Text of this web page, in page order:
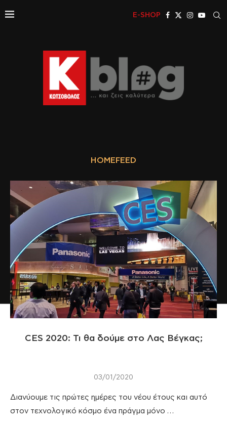
E-SHOP
HOMEFEED
CES 2020: Τι θα δούμε στο Λας Βέγκας;
03/01/2020
Διανύουμε τις πρώτες ημέρες του νέου έτους και αυτό
στον τεχνολογικό κόσμο ένα πράγμα μόνο …